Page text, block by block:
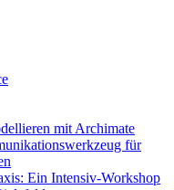
mit Archimate
für
Ein Intensiv-Workshop